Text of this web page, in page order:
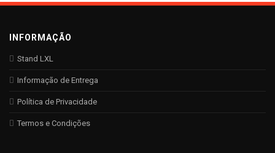
INFORMAÇÃO
Stand LXL
Informação de Entrega
Política de Privacidade
Termos e Condições